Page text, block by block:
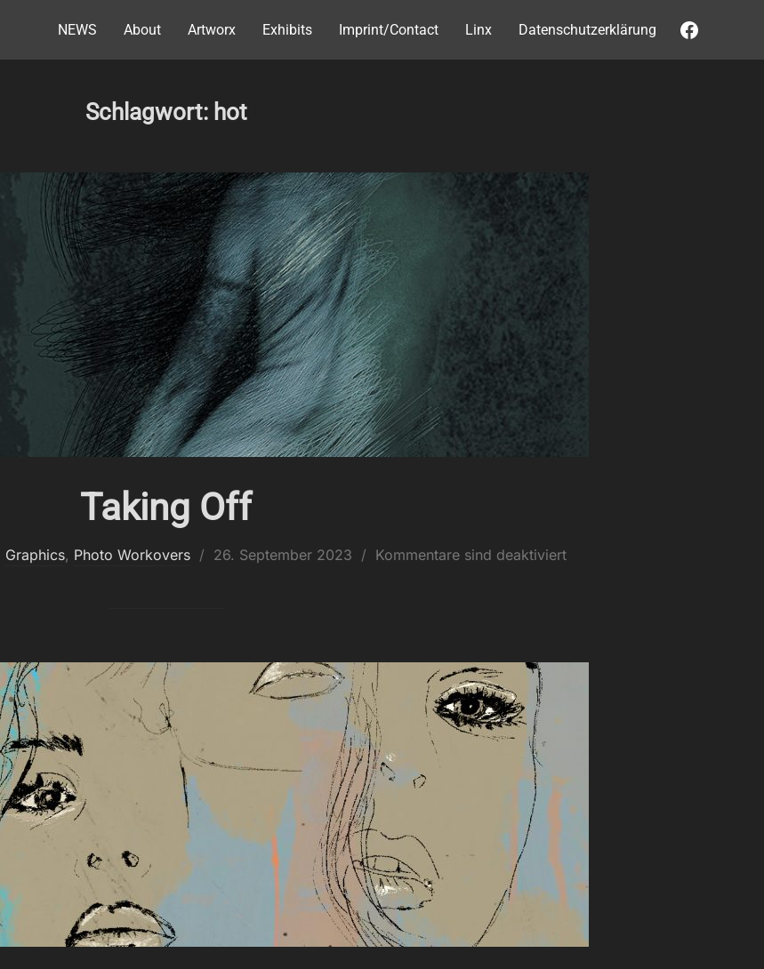
NEWS About Artworx Exhibits Imprint/Contact Linx Datenschutzerklärung
Schlagwort: hot
Taking Off
Graphics, Photo Workovers
Veröffentlicht
26. September 2023 Kommentare sind deaktiviert